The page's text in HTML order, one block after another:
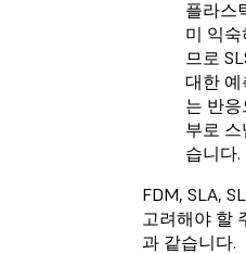
플라스
미 익
므로
대한 예
는 반
부로
습니다.
FDM, SLA,
고려해야 할
과 같습니다.